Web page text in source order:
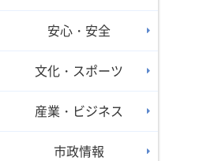
安心・安全
文化・スポーツ
産業・ビジネス
市政情報